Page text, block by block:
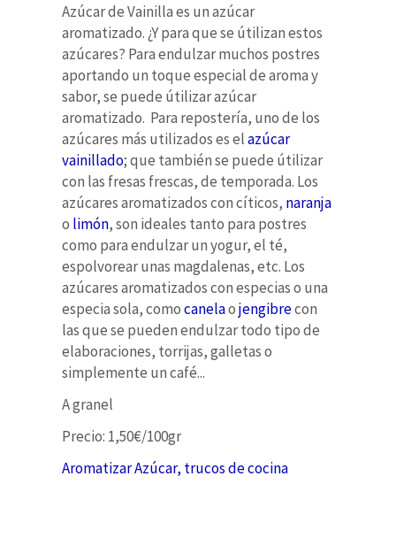
Azúcar de Vainilla es un azúcar
aromatizado. ¿Y para que se útilizan estos
azúcares? Para endulzar muchos postres
aportando un toque especial de aroma y
sabor, se puede útilizar azúcar
aromatizado. Para repostería, uno de los
azúcares más utilizados es elazúcar
vainillado; que también se puede útilizar
con las fresas frescas, de temporada. Los
azúcares aromatizados con cíticos, naranja
o limón, son ideales tanto para postres
como para endulzar un yogur, el té,
espolvorear unas magdalenas, etc. Los
azúcares aromatizados con especias o una
especia sola, comocanelaojengibrecon
las que se pueden endulzar todo tipo de
elaboraciones, torrijas, galletas o
simplemente un café...
A granel
Precio: 1,50€/100gr
Aromatizar Azúcar, trucos de cocina